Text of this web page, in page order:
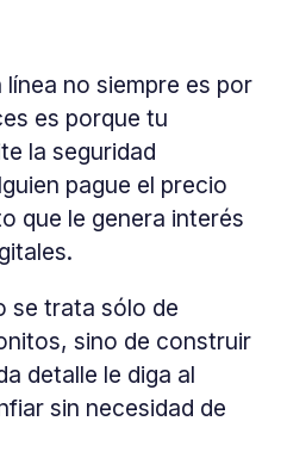
no siempre es por
es porque tu
la seguridad
pague el precio
que le genera interés
se trata sólo de
sino de construir
detalle le diga al
sin necesidad de